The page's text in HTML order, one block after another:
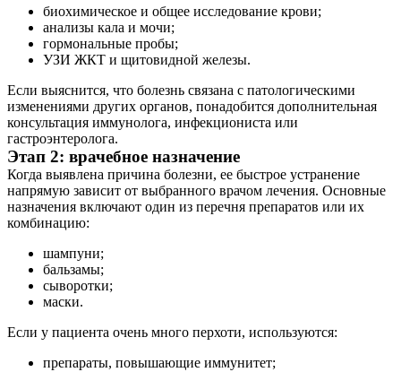
биохимическое и общее исследование крови;
анализы кала и мочи;
гормональные пробы;
УЗИ ЖКТ и щитовидной железы.
Если выяснится, что болезнь связана с патологическими
изменениями других органов, понадобится дополнительная
консультация иммунолога, инфекциониста или
гастроэнтеролога.
Этап 2: врачебное назначение
Когда выявлена причина болезни, ее быстрое устранение
напрямую зависит от выбранного врачом лечения. Основные
назначения включают один из перечня препаратов или их
комбинацию:
шампуни;
бальзамы;
сыворотки;
маски.
Если у пациента очень много перхоти, используются:
препараты, повышающие иммунитет;